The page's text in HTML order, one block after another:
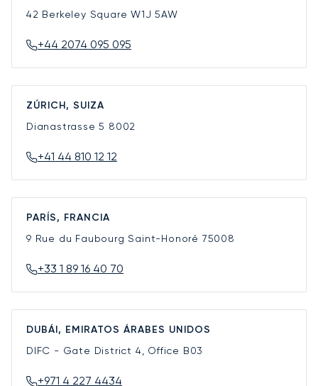
42 Berkeley SquareW1J 5AW
+44 2074 095 095
ZÚRICH, SUIZA
Dianastrasse 5 8002
+41 44 810 12 12
PARÍS, FRANCIA
9 Rue du Faubourg Saint-Honoré 75008
+33 1 89 16 40 70
DUBÁI, EMIRATOS ÁRABES UNIDOS
DIFC - Gate District 4, Office B03
+971 4 227 4434